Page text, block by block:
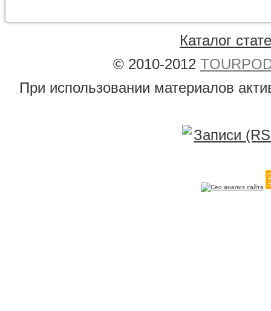
Каталог
© 2010-2012
При использовании материалов
Записи